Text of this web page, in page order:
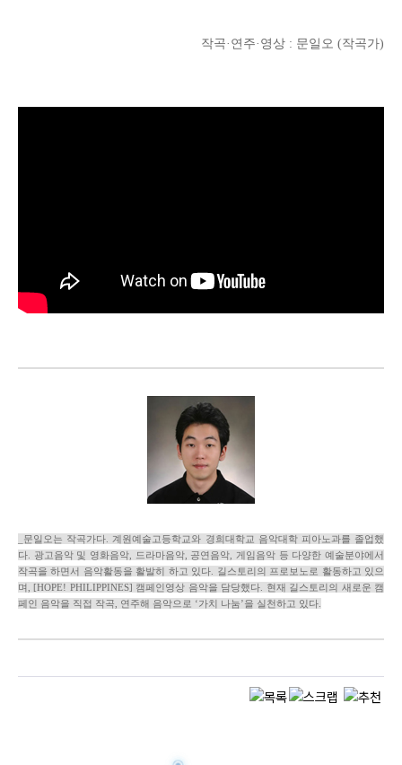
작곡·연주·영상 : 문일오 (작곡가)
_문일오는 작곡가다. 계원예술고등학교와 경희대학교 음악대학 피아노과를 졸업했
다. 광고음악 및 영화음악, 드라마음악, 공연음악, 게임음악 등 다양한 예술분야에서
작곡을 하면서 음악활동을 활발히 하고 있다. 길스토리의 프로보노로 활동하고 있으
며, [HOPE! PHILIPPINES] 캠페인영상 음악을 담당했다. 현재 길스토리의 새로운 캠
페인 음악을 직접 작곡, 연주해 음악으로 ‘가치 나눔’을 실천하고 있다.